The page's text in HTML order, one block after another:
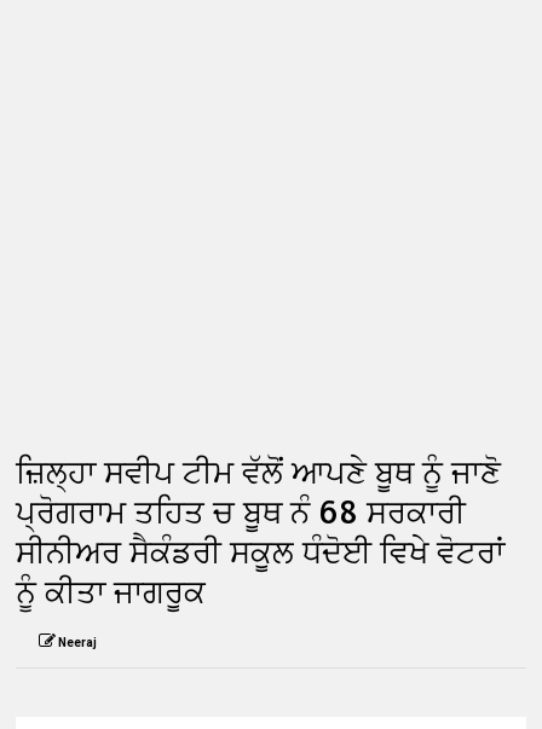
ਜ਼ਿਲ੍ਹਾ ਸਵੀਪ ਟੀਮ ਵੱਲੋਂ ਆਪਣੇ ਬੂਥ ਨੂੰ ਜਾਣੋ
ਪ੍ਰੋਗਰਾਮ ਤਹਿਤ ਚ ਬੂਥ ਨੰ 68 ਸਰਕਾਰੀ
ਸੀਨੀਅਰ ਸੈਕੰਡਰੀ ਸਕੂਲ ਧੰਦੋਈ ਵਿਖੇ ਵੋਟਰਾਂ
ਨੂੰ ਕੀਤਾ ਜਾਗਰੂਕ
Neeraj